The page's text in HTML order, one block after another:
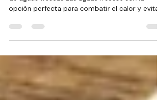
Aguas frescas naturales y caseras / Opciones
opción perfecta para combatir el calor y evitar
el...